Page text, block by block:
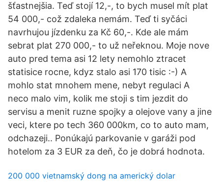
šťastnejšia. Teď stojí 12,-, to bych musel mít plat
54 000,- což zdaleka nemám. Teď ti syčáci
navrhujou jízdenku za Kč 60,-. Kde ale mám
sebrat plat 270 000,- to už neřeknou. Moje nove
auto pred tema asi 12 lety nemohlo ztracet
statisice rocne, kdyz stalo asi 170 tisic :-) A
mohlo stat mnohem mene, nebyt regulaci A
neco malo vim, kolik me stoji s tim jezdit do
servisu a menit ruzne spojky a olejove vany a jine
veci, ktere po tech 360 000km, co to auto mam,
odchazeji.. Ponúkajú parkovanie v garáži pod
hotelom za 3 EUR za deň, čo je dobrá hodnota.
200 000 vietnamský dong na americký dolar